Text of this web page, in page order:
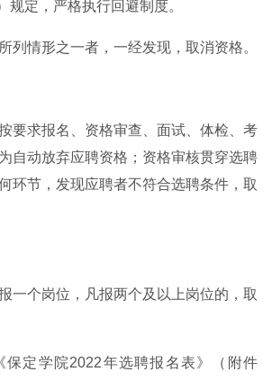
规定，严格执行回避制度。
列情形之一者，一经发现，取消资格。
要求报名、资格审查、面试、体检、考
自动放弃应聘资格；资格审核贯穿选聘
环节，发现应聘者不符合选聘条件，取
一个岗位，凡报两个及以上岗位的，取
保定学院2022年选聘报名表》（附件